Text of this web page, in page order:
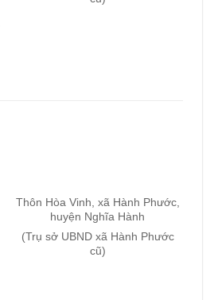
Thôn Hòa Vinh, xã Hành Phước,
huyện Nghĩa Hành
(Trụ sở UBND xã Hành Phước
cũ)